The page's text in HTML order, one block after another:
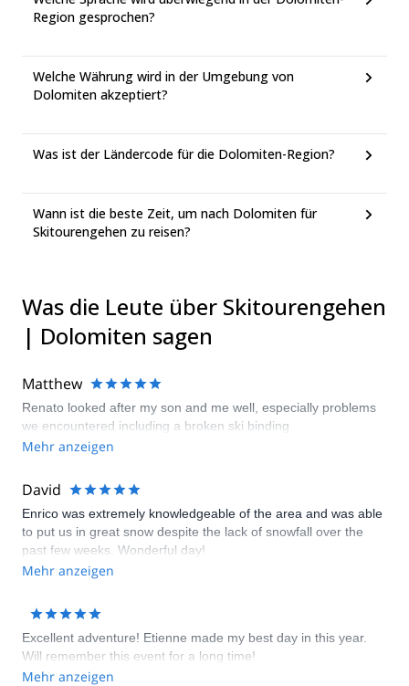
Region gesprochen?
Welche Währung wird in der Umgebung von
Dolomiten akzeptiert?
Was ist der Ländercode für die Dolomiten-Region?
Wann ist die beste Zeit, um nach Dolomiten für
Skitourengehen zu reisen?
Was die Leute über Skitourengehen
| Dolomiten sagen
Matthew
Renato looked after my son and me well, especially problems
we encountered including a broken ski binding
Mehr anzeigen
David
Enrico was extremely knowledgeable of the area and was able
to put us in great snow despite the lack of snowfall over the
past few weeks. Wonderful day!
Mehr anzeigen
Excellent adventure! Etienne made my best day in this year.
Will remember this event for a long time!
Mehr anzeigen